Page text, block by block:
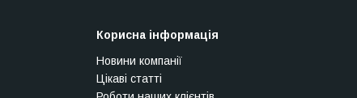
Корисна інформація
Новини компанії
Цікаві статті